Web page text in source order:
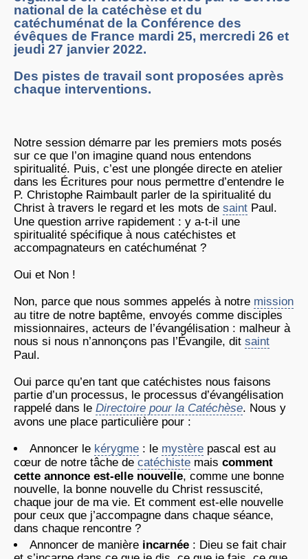
national de la catéchèse et du
catéchuménat de la Conférence des
évêques de France mardi 25, mercredi 26 et
jeudi 27 janvier 2022.
Des pistes de travail sont proposées après
chaque interventions.
Notre session démarre par les premiers mots posés
sur ce que l’on imagine quand nous entendons
spiritualité. Puis, c’est une plongée directe en atelier
dans les Écritures pour nous permettre d’entendre le
P. Christophe Raimbault parler de la spiritualité du
Christ à travers le regard et les mots de saint Paul.
Une question arrive rapidement : y a-t-il une
spiritualité spécifique à nous catéchistes et
accompagnateurs en catéchuménat ?
Oui et Non !
Non, parce que nous sommes appelés à notre mission
au titre de notre baptême, envoyés comme disciples
missionnaires, acteurs de l’évangélisation : malheur à
nous si nous n’annonçons pas l’Évangile, dit saint
Paul.
Oui parce qu’en tant que catéchistes nous faisons
partie d’un processus, le processus d’évangélisation
rappelé dans le Directoire pour la Catéchèse. Nous y
avons une place particulière pour :
Annoncer le kérygme : le mystère pascal est au
cœur de notre tâche de catéchiste mais comment
cette annonce est-elle nouvelle, comme une bonne
nouvelle, la bonne nouvelle du Christ ressuscité,
chaque jour de ma vie. Et comment est-elle nouvelle
pour ceux que j’accompagne dans chaque séance,
dans chaque rencontre ?
Annoncer de manière incarnée : Dieu se fait chair